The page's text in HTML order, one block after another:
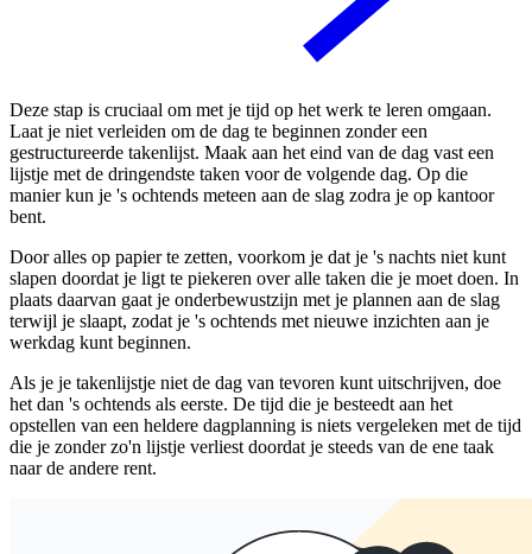
Deze stap is cruciaal om met je tijd op het werk te leren omgaan.
Laat je niet verleiden om de dag te beginnen zonder een
gestructureerde takenlijst. Maak aan het eind van de dag vast een
lijstje met de dringendste taken voor de volgende dag. Op die
manier kun je 's ochtends meteen aan de slag zodra je op kantoor
bent.
Door alles op papier te zetten, voorkom je dat je 's nachts niet kunt
slapen doordat je ligt te piekeren over alle taken die je moet doen. In
plaats daarvan gaat je onderbewustzijn met je plannen aan de slag
terwijl je slaapt, zodat je 's ochtends met nieuwe inzichten aan je
werkdag kunt beginnen.
Als je je takenlijstje niet de dag van tevoren kunt uitschrijven, doe
het dan 's ochtends als eerste. De tijd die je besteedt aan het
opstellen van een heldere dagplanning is niets vergeleken met de tijd
die je zonder zo'n lijstje verliest doordat je steeds van de ene taak
naar de andere rent.